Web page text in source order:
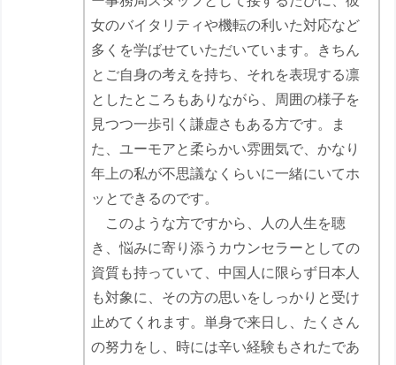
女のバイタリティや機転の利いた対応など
多くを学ばせていただいています。きちん
とご自身の考えを持ち、それを表現する凛
としたところもありながら、周囲の様子を
見つつ一歩引く謙虚さもある方です。ま
た、ユーモアと柔らかい雰囲気で、かなり
年上の私が不思議なくらいに一緒にいてホ
ッとできるのです。
このような方ですから、人の人生を聴
き、悩みに寄り添うカウンセラーとしての
資質も持っていて、中国人に限らず日本人
も対象に、その方の思いをしっかりと受け
止めてくれます。単身で来日し、たくさん
の努力をし、時には辛い経験もされたであ